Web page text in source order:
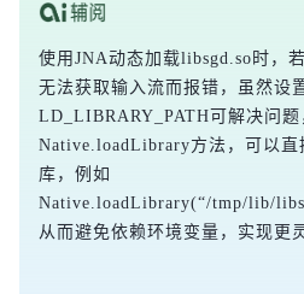
使用JNA动态加载libsgd.so时，
无法获取输入流而报错，虽然设
LD_LIBRARY_PATH可解决问
Native.loadLibrary方法，可以直
库，例如
Native.loadLibrary(“/tmp/lib/
从而避免依赖环境变量，实现更